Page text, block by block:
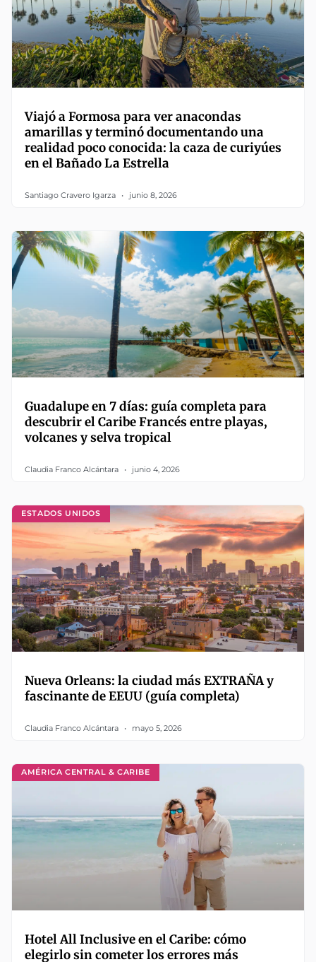
Viajó a Formosa para ver anacondas
amarillas y terminó documentando una
realidad poco conocida: la caza de curiyúes
en el Bañado La Estrella
Santiago Cravero Igarza junio 8, 2026
Guadalupe en 7 días: guía completa para
descubrir el Caribe Francés entre playas,
volcanes y selva tropical
Claudia Franco Alcántara junio 4, 2026
ESTADOS UNIDOS
Nueva Orleans: la ciudad más EXTRAÑA y
fascinante de EEUU (guía completa)
Claudia Franco Alcántara mayo 5, 2026
AMÉRICA CENTRAL & CARIBE
Hotel All Inclusive en el Caribe: cómo
elegirlo sin cometer los errores más